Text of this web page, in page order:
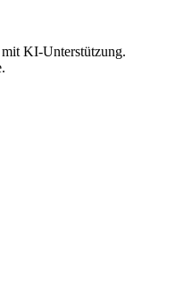
KI-Unterstützung.